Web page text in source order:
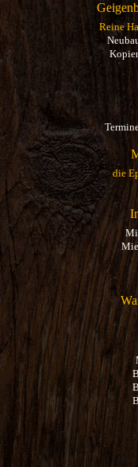
Reine
die